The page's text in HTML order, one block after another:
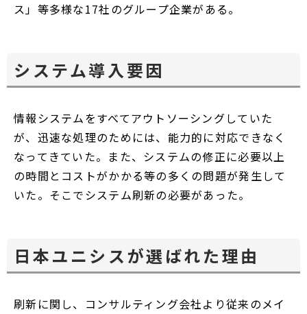
ス」等多様な17社のグループ企業がある。
システム導入要因
情報システムをすべてアウトソーシングしていた
が、迅速な処理のためには、能力的に対応できなく
なってきていた。また、システムの修正に必要以上
の時間とコストがかかる等の多くの問題が発生して
いた。そこでシステム刷新の必要があった。
日本ユニシスが選ばれた理由
刷新に関し、コンサルティング会社より従来のメイ